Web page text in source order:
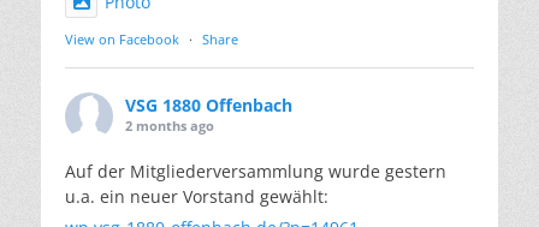
View on Facebook · Share
VSG 1880 Offenbach
2 months ago
Auf der Mitgliederversammlung wurde gestern
u.a. ein neuer Vorstand gewählt: